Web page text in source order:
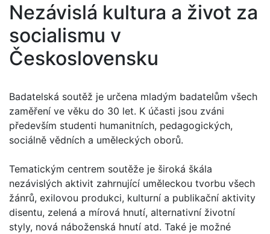
Nezávislá kultura a život za
socialismu v
Československu
Badatelská soutěž je určena mladým badatelům všech
zaměření ve věku do 30 let. K účasti jsou zváni
především studenti humanitních, pedagogických,
sociálně vědních a uměleckých oborů.
Tematickým centrem soutěže je široká škála
nezávislých aktivit zahrnující uměleckou tvorbu všech
žánrů, exilovou produkci, kulturní a publikační aktivity
disentu, zelená a mírová hnutí, alternativní životní
styly, nová náboženská hnutí atd. Také je možné